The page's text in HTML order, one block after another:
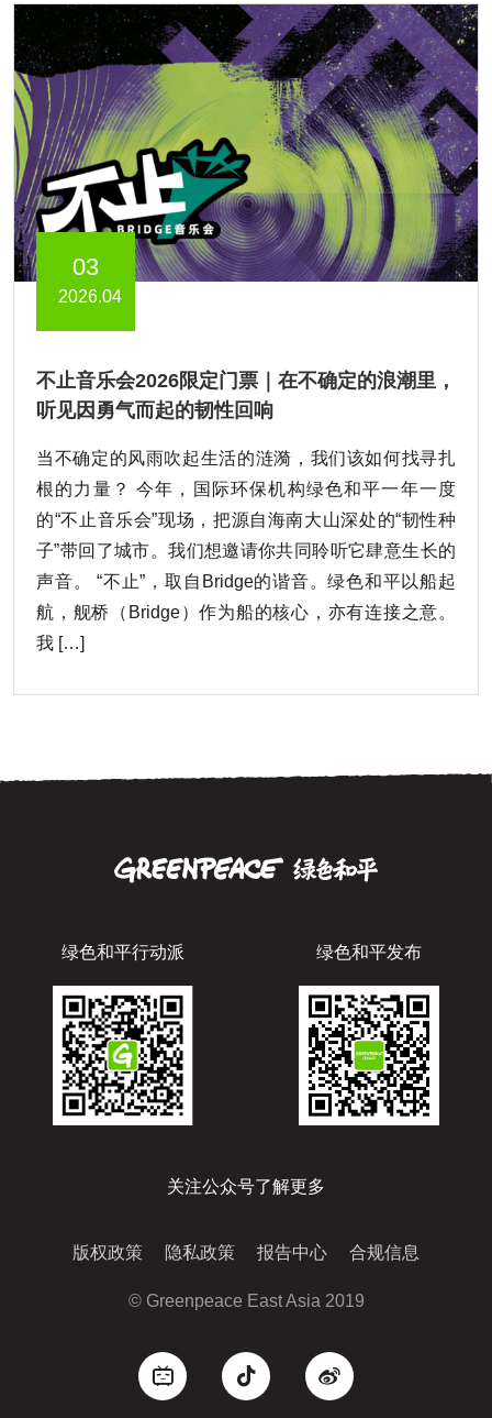
03
2026.04
不止音乐会2026限定门票｜在不确定的浪潮里，
听见因勇气而起的韧性回响
当不确定的风雨吹起生活的涟漪，我们该如何找寻扎
根的力量？ 今年，国际环保机构绿色和平一年一度
的“不止音乐会”现场，把源自海南大山深处的“韧性种
子”带回了城市。我们想邀请你共同聆听它肆意生长的
声音。 “不止”，取自Bridge的谐音。绿色和平以船起
航，舰桥（Bridge）作为船的核心，亦有连接之意。
我 […]
绿色和平行动派 绿色和平发布
关注公众号了解更多
版权政策 隐私政策 报告中心 合规信息
© Greenpeace East Asia 2019